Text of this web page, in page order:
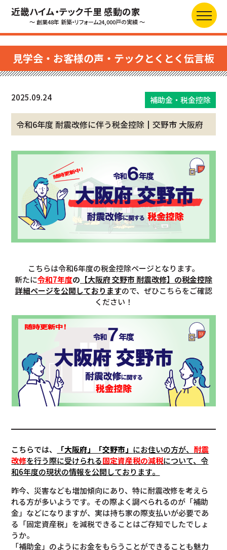
近畿ハイム・テック千里 感動の家
～ 創業48年 新築・リフォーム24,000戸の実績 ～
見学会・お客様の声・テックとくとく伝言板
2025.09.24 補助金・税金控除
令和6年度 耐震改修に伴う税金控除┃交野市 大阪府
こちらは令和6年度の税金控除ページとなります。
新たに令和7年度の 【大阪府 交野市 耐震改修】の税金控除
詳細ページを公開しておりますので、ぜひこちらをご確認
ください！
こちらでは、 「大阪府」「交野市 」 にお住いの方が、 耐震
改修を行う際に受けられる固定資産税の減税について、令
和6年度の現状の情報を公開しております。
昨今、災害なども増加傾向にあり、特に耐震改修を考えら
れる方が多いようです。その際よく調べられるのが「補助
金」などになりますが、実は持ち家の際支払いが必要であ
る「固定資産税」を減税できることはご存知でしたでしょ
うか。
「補助金」のようにお金をもらうことができることも魅力